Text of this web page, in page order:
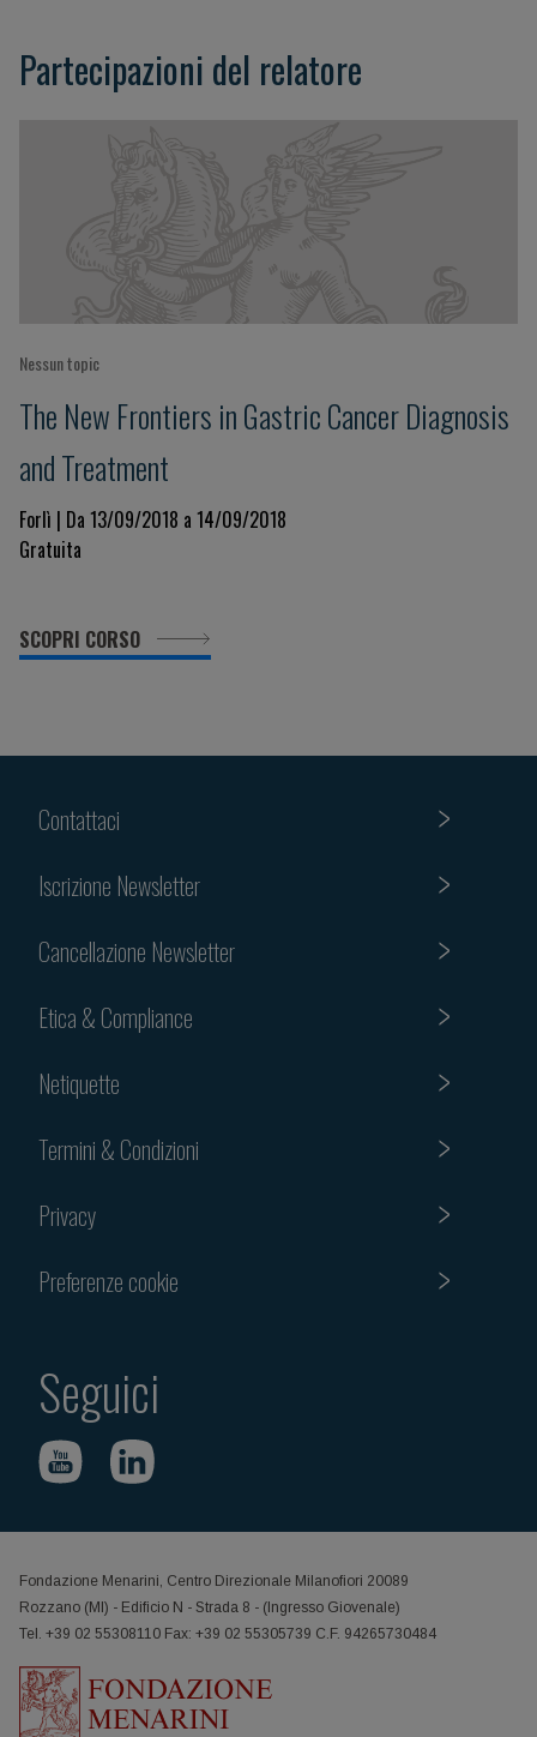
Partecipazioni del relatore
Nessun topic
The New Frontiers in Gastric Cancer Diagnosis
and Treatment
Forlì | Da 13/09/2018 a 14/09/2018
Gratuita
SCOPRI CORSO
Contattaci
Iscrizione Newsletter
Cancellazione Newsletter
Etica & Compliance
Netiquette
Termini & Condizioni
Privacy
Preferenze cookie
Seguici
Fondazione Menarini, Centro Direzionale Milanofiori 20089
Rozzano (MI) - Edificio N - Strada 8 - (Ingresso Giovenale)
Tel. +39 02 55308110 Fax: +39 02 55305739 C.F. 94265730484